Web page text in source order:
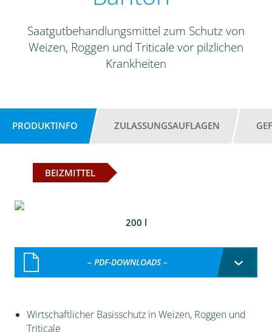
Saatgutbehandlungsmittel zum Schutz von
Weizen, Roggen und Triticale vor pilzlichen
Krankheiten
PRODUKTINFO ZULASSUNGSAUFLAGEN
BEIZMITTEL
200 l
– PDF-DOWNLOADS –
Wirtschaftlicher Basisschutz in Weizen, Roggen und
Triticale